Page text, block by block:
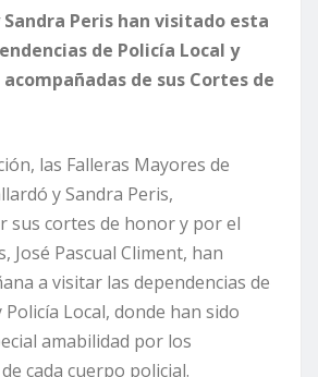
Peris han visitado esta
de Policía Local y
de sus Cortes de
las Falleras Mayores de
y Sandra Peris,
sus cortes de honor y por el
José Pascual Climent, han
a visitar las dependencias de
Local, donde han sido
amabilidad por los
cada cuerpo policial.